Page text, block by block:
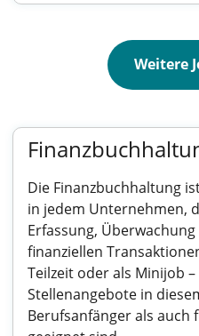
Weitere
Die Finanzbuchhaltung
in jedem Unternehmen,
Erfassung,
finanziellen
Teilzeit oder als Minijob
Stellenangebote in
Berufsanfänger als auch